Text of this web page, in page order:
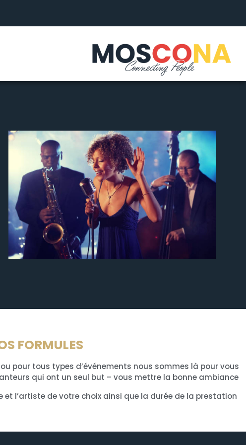
FORMULES
pour tous types d’événements nous sommes là pour vous
qui ont un seul but – vous mettre la bonne ambiance.
l’artiste de votre choix ainsi que la durée de la prestation.